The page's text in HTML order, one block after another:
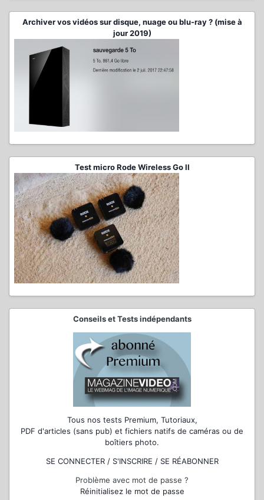
Archiver vos vidéos sur disque, nuage ou blu-ray ? (mise à
jour 2019)
Test micro Rode Wireless Go II
Conseils et Tests indépendants
Tous nos tests Premium, Tutoriaux,
PDF d'articles (sans pub) et fichiers natifs de caméras ou de
boîtiers photo.
SE CONNECTER / S'INSCRIRE / SE RÉABONNER
Problème avec mot de passe ?
Réinitialisez le mot de passe